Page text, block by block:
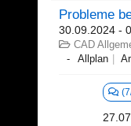
Probleme
30.09.2024 -
CAD
Allplan